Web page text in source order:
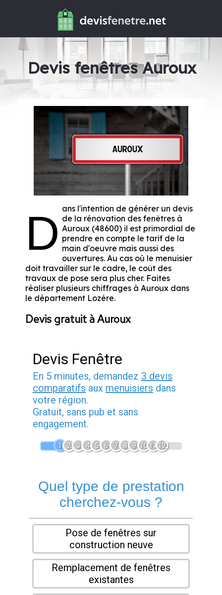
Devis fenêtres Auroux
D ans l'intention de générer un devis
de la rénovation des fenêtres à
Auroux (48600) il est primordial de
prendre en compte le tarif de la
main d'oeuvre mais aussi des
ouvertures. Au cas où le menuisier
doit travailler sur le cadre, le coût des
travaux de pose sera plus cher. Faites
réaliser plusieurs chiffrages à Auroux dans
le département Lozére.
Devis gratuit à Auroux
Devis Fenêtre
En 5 minutes, demandez 3 devis
comparatifs aux menuisiers dans
votre région.
Gratuit, sans pub et sans
engagement.
1 2 3 4 5 6 7 8 9 1011 12
Quel type de prestation
cherchez-vous ?
Pose de fenêtres sur
construction neuve
Remplacement de fenêtres
existantes